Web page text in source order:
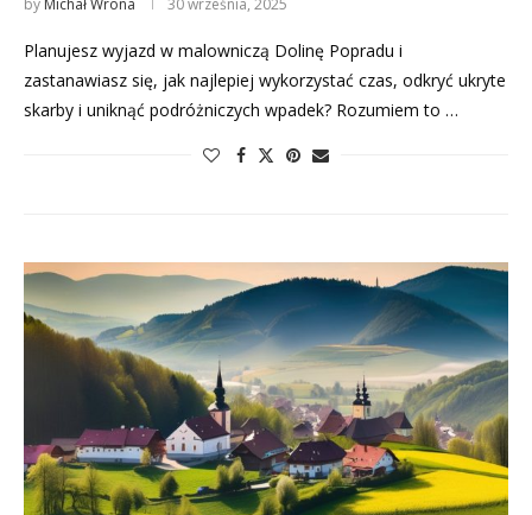
by Michał Wrona 30 września, 2025
Planujesz wyjazd w malowniczą Dolinę Popradu i
zastanawiasz się, jak najlepiej wykorzystać czas, odkryć ukryte
skarby i uniknąć podróżniczych wpadek? Rozumiem to …